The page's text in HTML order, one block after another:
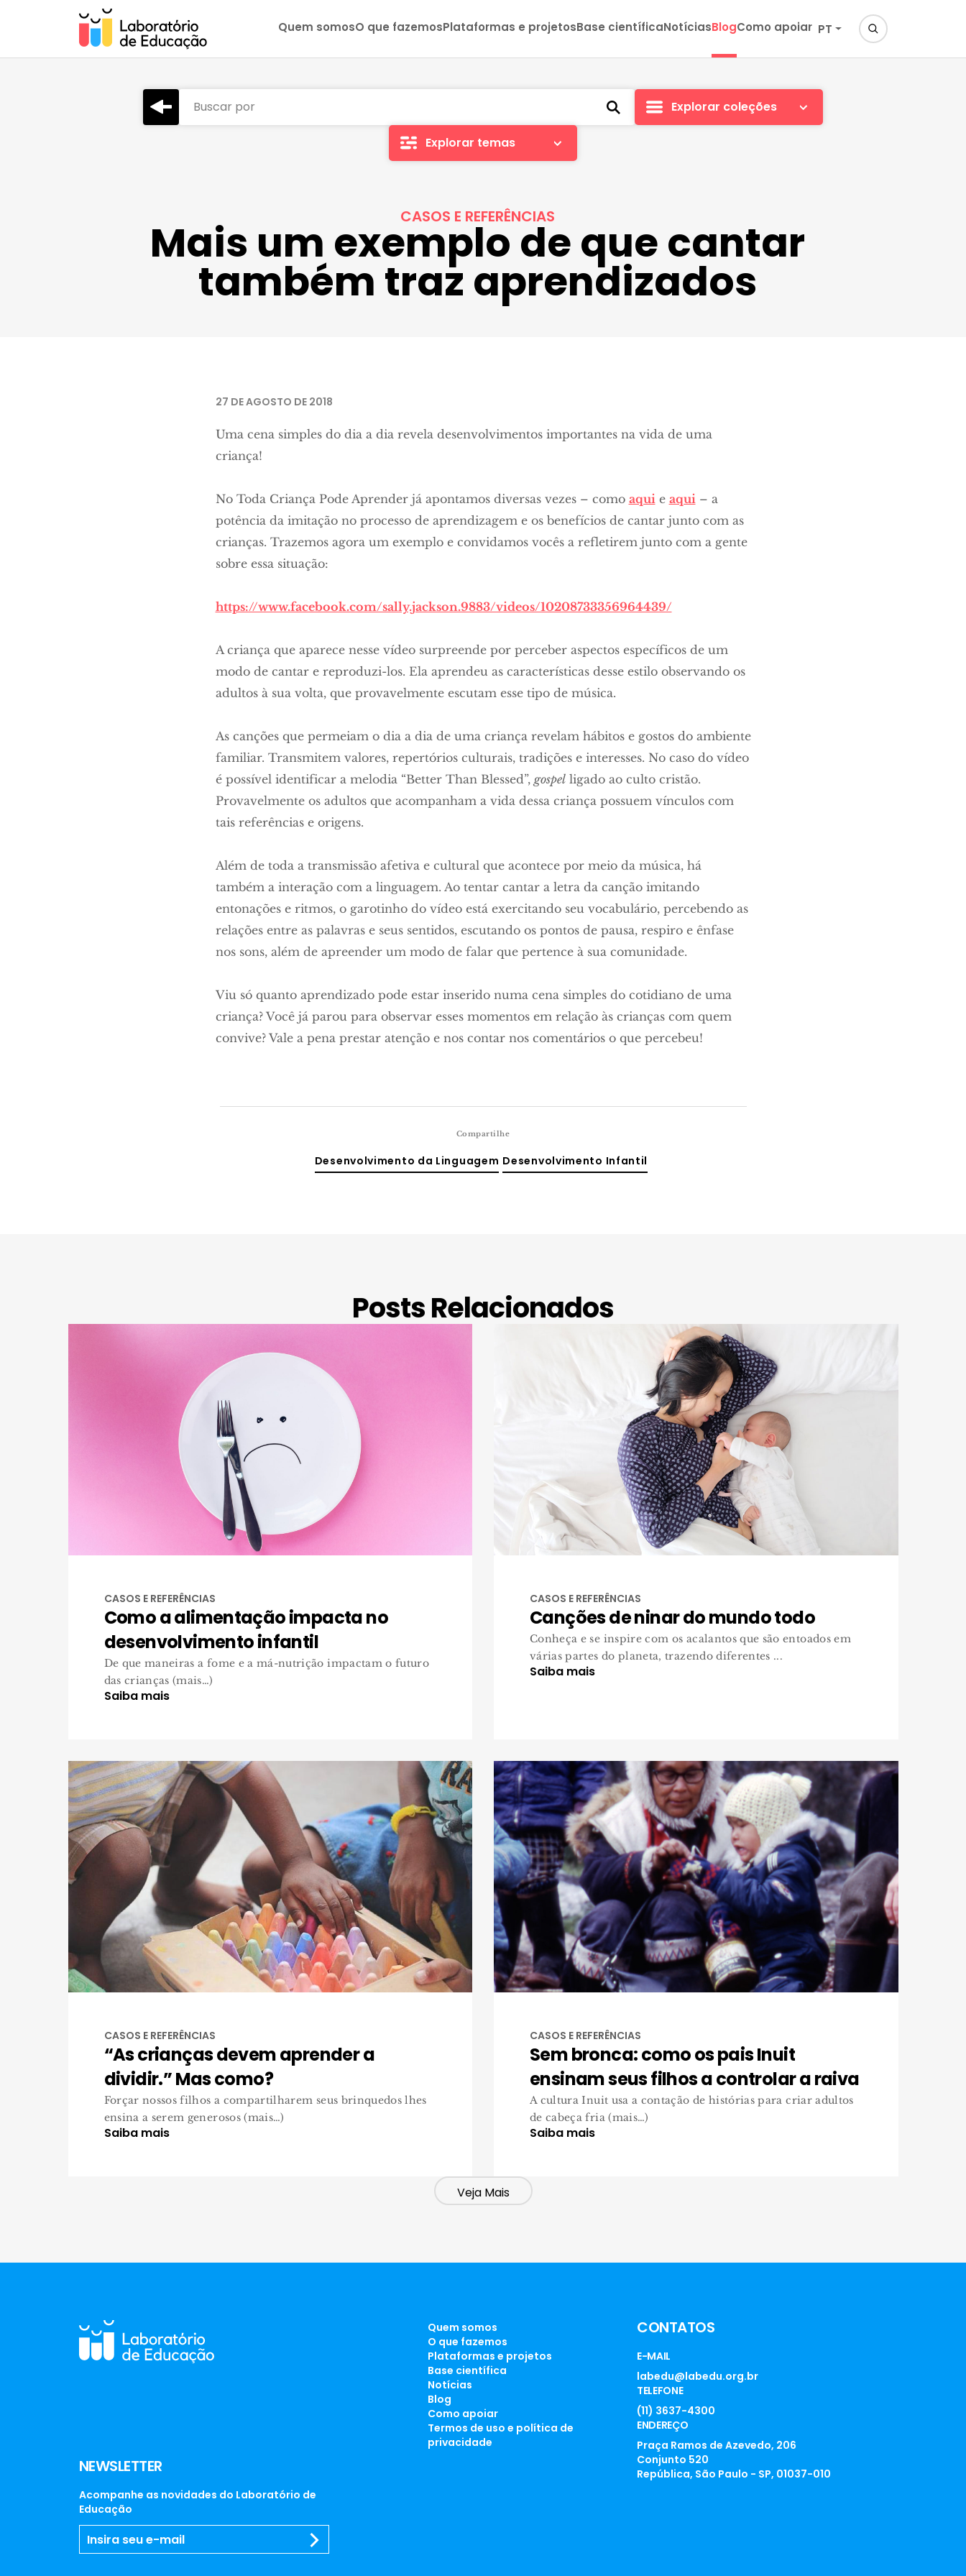
Quem somosO que fazemosPlataformas e projetosBase científicaNotíciasBlogComo apoiar PT
Buscar por Explorar coleções
Explorar temas
CASOS E REFERÊNCIAS
Mais um exemplo de que cantar
também traz aprendizados
27 DE AGOSTO DE 2018
Uma cena simples do dia a dia revela desenvolvimentos importantes na vida de uma
criança!
No Toda Criança Pode Aprender já apontamos diversas vezes – como aquie aqui– a
potência da imitação no processo de aprendizagem e os benefícios de cantar junto com as
crianças. Trazemos agora um exemplo e convidamos vocês a refletirem junto com a gente
sobre essa situação:
https://www.facebook.com/sally.jackson.9883/videos/10208733356964439/
A criança que aparece nesse vídeo surpreende por perceber aspectos específicos de um
modo de cantar e reproduzi-los. Ela aprendeu as características desse estilo observando os
adultos à sua volta, que provavelmente escutam esse tipo de música.
As canções que permeiam o dia a dia de uma criança revelam hábitos e gostos do ambiente
familiar. Transmitem valores, repertórios culturais, tradições e interesses. No caso do vídeo
é possível identificar a melodia “Better Than Blessed”, gospelligado ao culto cristão.
Provavelmente os adultos que acompanham a vida dessa criança possuem vínculos com
tais referências e origens.
Além de toda a transmissão afetiva e cultural que acontece por meio da música, há
também a interação com a linguagem. Ao tentar cantar a letra da canção imitando
entonações e ritmos, o garotinho do vídeo está exercitando seu vocabulário, percebendo as
relações entre as palavras e seus sentidos, escutando os pontos de pausa, respiro e ênfase
nos sons, além de apreender um modo de falar que pertence à sua comunidade.
Viu só quanto aprendizado pode estar inserido numa cena simples do cotidiano de uma
criança? Você já parou para observar esses momentos em relação às crianças com quem
convive? Vale a pena prestar atenção e nos contar nos comentários o que percebeu!
Compartilhe
Desenvolvimento da Linguagem Desenvolvimento Infantil
Posts Relacionados
CASOS E REFERÊNCIAS
Como a alimentação impacta no
desenvolvimento infantil
De que maneiras a fome e a má-nutrição impactam o futuro
das crianças (mais…)
Saiba mais
CASOS E REFERÊNCIAS
Canções de ninar do mundo todo
Conheça e se inspire com os acalantos que são entoados em
várias partes do planeta, trazendo diferentes ...
Saiba mais
CASOS E REFERÊNCIAS
“As crianças devem aprender a
dividir.” Mas como?
Forçar nossos filhos a compartilharem seus brinquedos lhes
ensina a serem generosos (mais…)
Saiba mais
CASOS E REFERÊNCIAS
Sem bronca: como os pais Inuit
ensinam seus filhos a controlar a raiva
A cultura Inuit usa a contação de histórias para criar adultos
de cabeça fria (mais…)
Saiba mais
Veja Mais
NEWSLETTER
Acompanhe as novidades do Laboratório de
Educação
Quem somos
O que fazemos
Plataformas e projetos
Base científica
Notícias
Blog
Como apoiar
Termos de uso e política de
privacidade
CONTATOS
E-MAIL
labedu@labedu.org.br
TELEFONE
(11) 3637-4300
ENDEREÇO
Praça Ramos de Azevedo, 206
Conjunto 520
República, São Paulo - SP, 01037-010